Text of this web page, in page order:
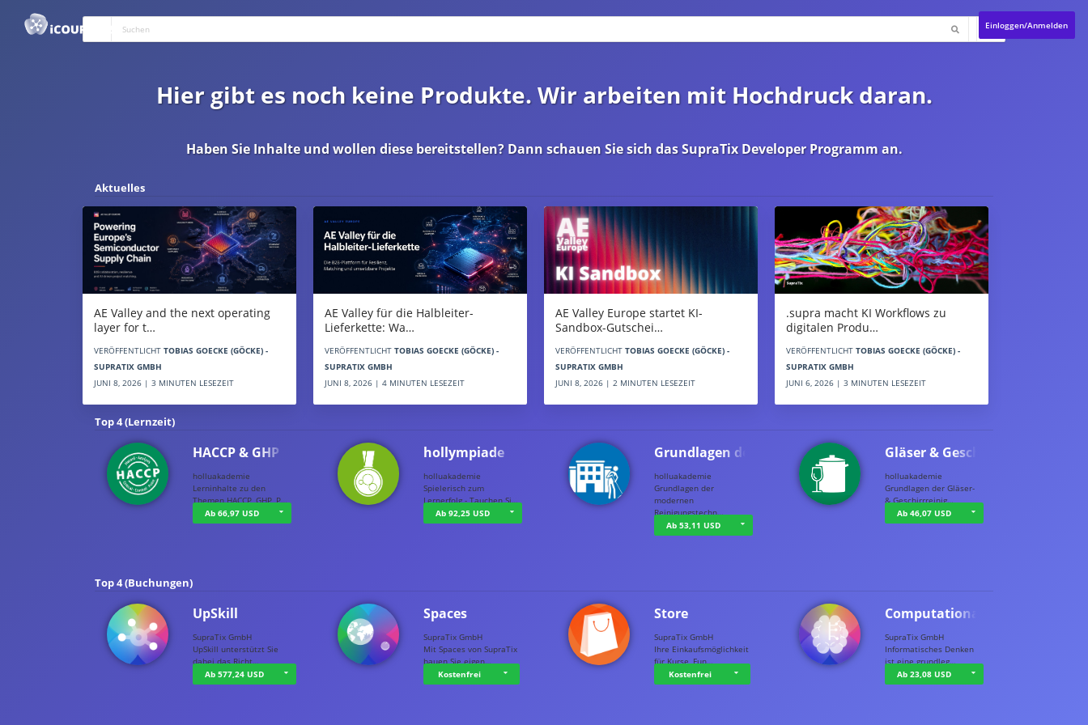
Einloggen/Anmelden
Hier gibt es noch keine Produkte. Wir arbeiten mit Hochdruck daran.
Haben Sie Inhalte und wollen diese bereitstellen? Dann schauen Sie sich dasSupraTix Developer Programman.
Aktuelles
AE Valley and the next operating
layer for t…
VERÖFFENTLICHT TOBIAS GOECKE (GÖCKE) -
SUPRATIX GMBH
JUNI 8, 2026 | 3 MINUTEN LESEZEIT
AE Valley für die Halbleiter-
Lieferkette: Wa…
VERÖFFENTLICHT TOBIAS GOECKE (GÖCKE) -
SUPRATIX GMBH
JUNI 8, 2026 | 4 MINUTEN LESEZEIT
AE Valley Europe startet KI-
Sandbox-Gutschei…
VERÖFFENTLICHT TOBIAS GOECKE (GÖCKE) -
SUPRATIX GMBH
JUNI 8, 2026 | 2 MINUTEN LESEZEIT
.supra macht KI Workflows zu
digitalen Produ…
VERÖFFENTLICHT TOBIAS GOECKE (GÖCKE) -
SUPRATIX GMBH
JUNI 6, 2026 | 3 MINUTEN LESEZEIT
Top 4 (Lernzeit)
HACCP & GHP
holluakademie
Lerninhalte zu den
Themen HACCP, GHP, P…
Ab 66,97 USD
hollympiade
holluakademie
Spielerisch zum
Lernerfolg - Tauchen Si…
Ab 92,25 USD
Grundlagen der …
holluakademie
Grundlagen der
modernen
Reinigungstechn…
Ab 53,11 USD
Gläser & Geschi…
holluakademie
Grundlagen der Gläser-
& Geschirrreinig…
Ab 46,07 USD
Top 4 (Buchungen)
UpSkill
SupraTix GmbH
UpSkill unterstützt Sie
dabei das Richt…
Ab 577,24 USD
Spaces
SupraTix GmbH
Mit Spaces von SupraTix
bauen Sie eigen…
Kostenfrei
Store
SupraTix GmbH
Ihre Einkaufsmöglichkeit
für Kurse, Fun…
Kostenfrei
Computational T…
SupraTix GmbH
Informatisches Denken
ist eine grundleg…
Ab 23,08 USD